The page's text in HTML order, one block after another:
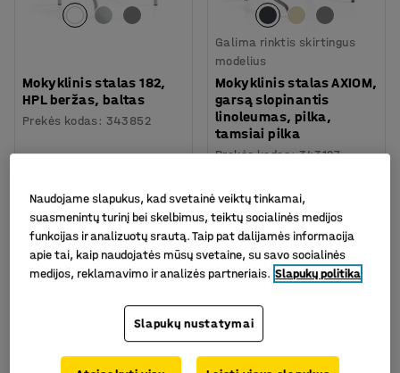
Mokyklinis stalas 182,
HPL beržas, baltas
Prekės kodas : 343852
Be PVM
PIRKTI
Galima rinktis skirtingus
modelius
Mokyklinis stalas AXIOM,
garsą slopinantis
linoleumas, pilka,
tamsiai pilka
Prekės kodas:343127
Be PVM
Naudojame slapukus, kad svetainė veiktų tinkamai,
suasmenintų turinį bei skelbimus, teiktų socialinės medijos
funkcijas ir analizuotų srautą. Taip pat dalijamės informacija
apie tai, kaip naudojatės mūsų svetaine, su savo socialinės
medijos, reklamavimo ir analizės partneriais. Slapukų politika
Slapukų nustatymai